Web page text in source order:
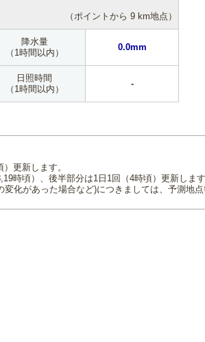
（ポイントから 9 km地点）
降水量
（1時間以内）
0.0mm
日照時間
（1時間以内）
-
更新します。
時頃）、後半部分は1日1回（4時頃）更新します
化があった場合など)につきましては、予測地点